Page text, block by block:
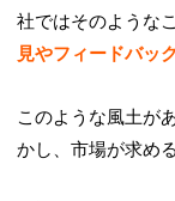
社ではそのような
見やフィードバッ
このような風土が
かし、市場が求め